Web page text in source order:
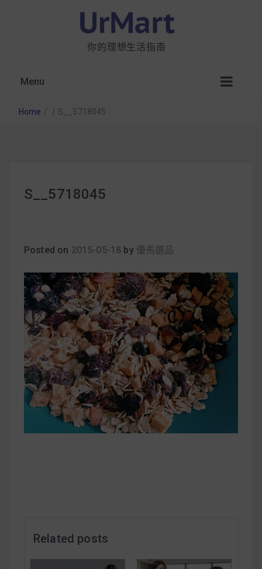
你的理想生活指南
Menu
析：成分、營養價值及其優缺點
簡單料理
健身重訓菜單
運動健身飲食建議
2020 年最新蛋白粉終極指南，讓你一次搞
清楚！
Home / / S__5718045
S__5718045
Posted on 2015-05-18 by 優馬選品
Related posts